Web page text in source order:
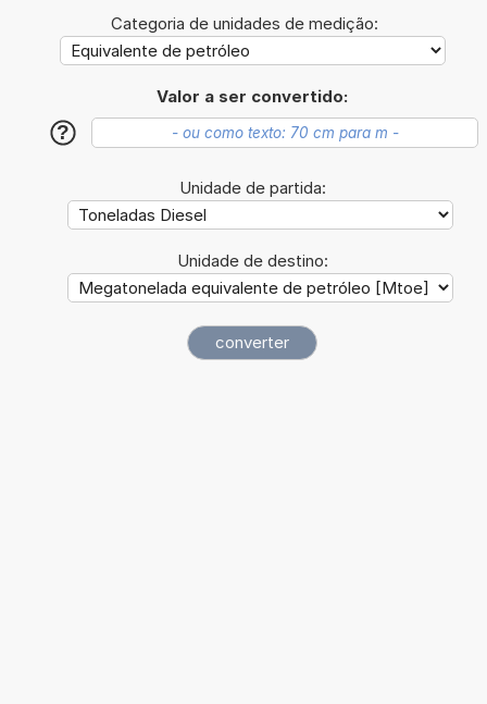
Categoria de unidades de medição:
Valor a ser convertido:
?
Unidade de partida:
Unidade de destino: